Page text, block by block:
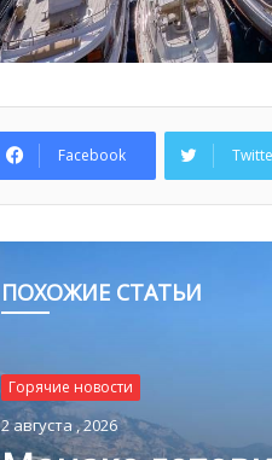
Facebook
ПОХОЖИЕ СТАТЬИ
Горячие новости
Горячие новости
1 августа , 2026